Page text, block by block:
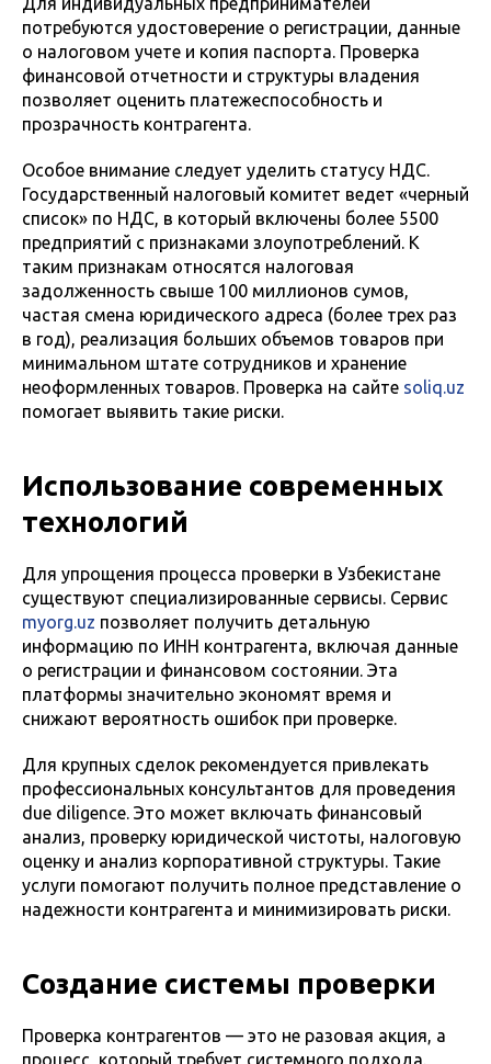
потребуются удостоверение о регистрации, данные
о налоговом учете и копия паспорта. Проверка
финансовой отчетности и структуры владения
позволяет оценить платежеспособность и
прозрачность контрагента.
Особое внимание следует уделить статусу НДС.
Государственный налоговый комитет ведет «черный
список» по НДС, в который включены более 5500
предприятий с признаками злоупотреблений. К
таким признакам относятся налоговая
задолженность свыше 100 миллионов сумов,
частая смена юридического адреса (более трех раз
в год), реализация больших объемов товаров при
минимальном штате сотрудников и хранение
неоформленных товаров. Проверка на сайте soliq.uz
помогает выявить такие риски.
Использование современных
технологий
Для упрощения процесса проверки в Узбекистане
существуют специализированные сервисы. Сервис
myorg.uz позволяет получить детальную
информацию по ИНН контрагента, включая данные
о регистрации и финансовом состоянии. Эта
платформы значительно экономят время и
снижают вероятность ошибок при проверке.
Для крупных сделок рекомендуется привлекать
профессиональных консультантов для проведения
due diligence. Это может включать финансовый
анализ, проверку юридической чистоты, налоговую
оценку и анализ корпоративной структуры. Такие
услуги помогают получить полное представление о
надежности контрагента и минимизировать риски.
Создание системы проверки
Проверка контрагентов — это не разовая акция, а
процесс, который требует системного подхода.